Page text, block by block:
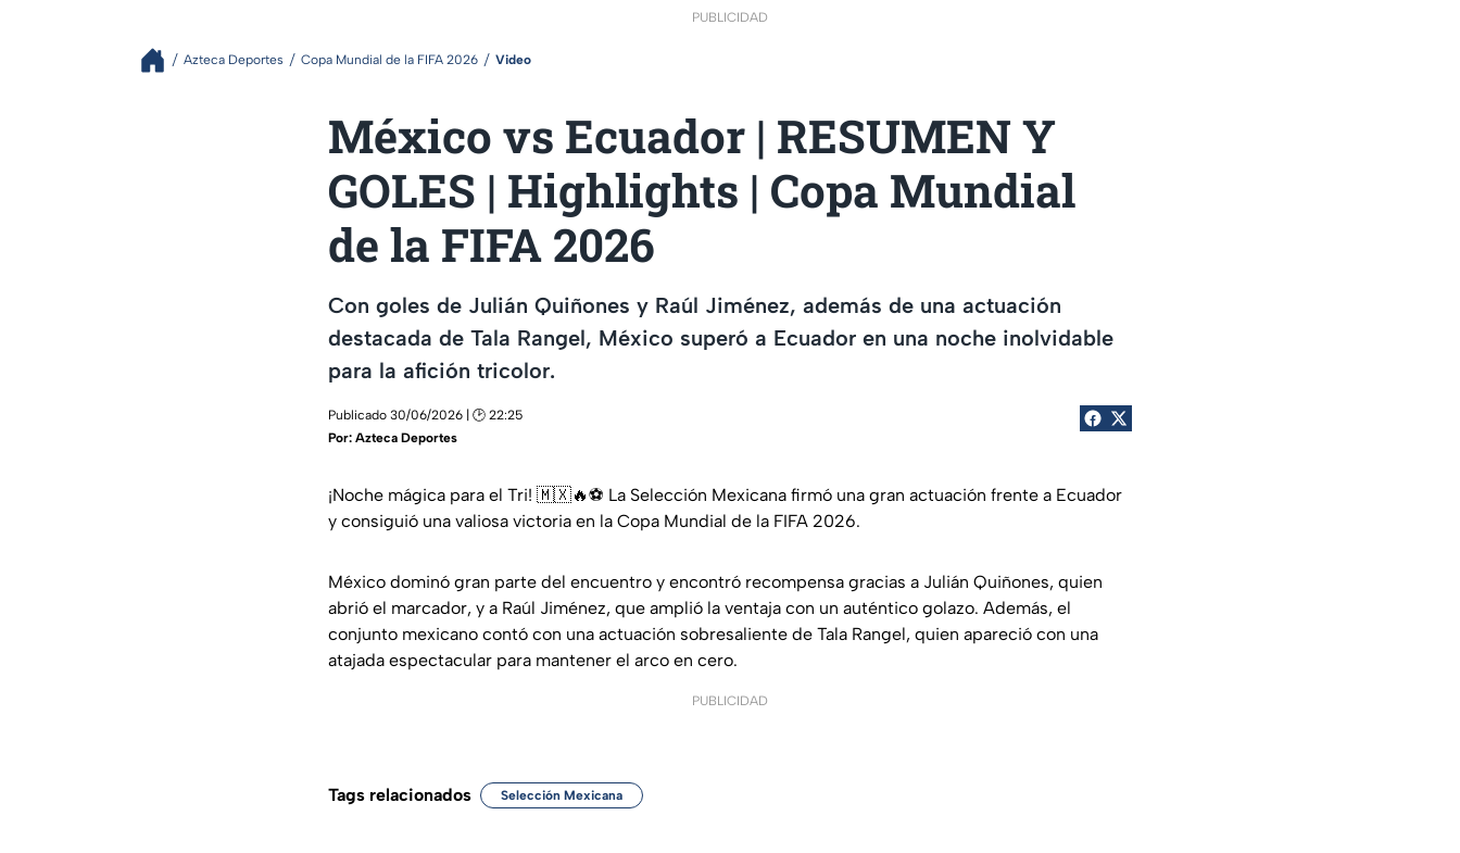
PUBLICIDAD
Azteca Deportes Copa Mundial de la FIFA 2026 Video
México vs Ecuador | RESUMEN Y
GOLES | Highlights | Copa Mundial
de la FIFA 2026
Con goles de Julián Quiñones y Raúl Jiménez, además de una actuación
destacada de Tala Rangel, México superó a Ecuador en una noche inolvidable
para la afición tricolor.
Publicado 30/06/2026 | 🕑 22:25
Por: Azteca Deportes
¡Noche mágica para el Tri! 🇲🇽🔥⚽ La Selección Mexicana firmó una gran actuación frente a Ecuador
y consiguió una valiosa victoria en la Copa Mundial de la FIFA 2026.
México dominó gran parte del encuentro y encontró recompensa gracias a Julián Quiñones, quien
abrió el marcador, y a Raúl Jiménez, que amplió la ventaja con un auténtico golazo. Además, el
conjunto mexicano contó con una actuación sobresaliente de Tala Rangel, quien apareció con una
atajada espectacular para mantener el arco en cero.
PUBLICIDAD
Tags relacionados Selección Mexicana